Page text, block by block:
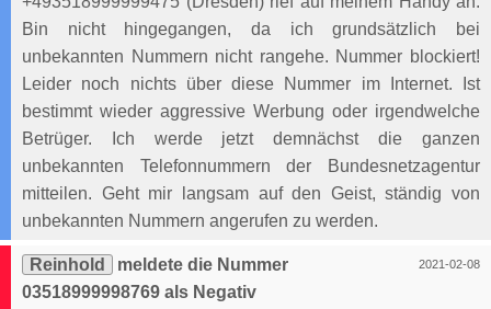
Bin nicht hingegangen, da ich grundsätzlich bei
unbekannten Nummern nicht rangehe. Nummer blockiert!
Leider noch nichts über diese Nummer im Internet. Ist
bestimmt wieder aggressive Werbung oder irgendwelche
Betrüger. Ich werde jetzt demnächst die ganzen
unbekannten Telefonnummern der Bundesnetzagentur
mitteilen. Geht mir langsam auf den Geist, ständig von
unbekannten Nummern angerufen zu werden.
2021-02-08
Reinhold
meldete die Nummer
03518999998769 als Negativ